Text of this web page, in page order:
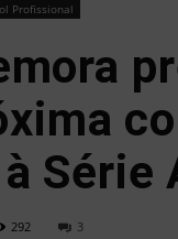
Profissional
Série
292 3